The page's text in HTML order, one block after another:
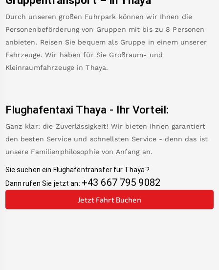
Durch unseren großen Fuhrpark können wir Ihnen die
Personenbeförderung von Gruppen mit bis zu 8 Personen
anbieten. Reisen Sie bequem als Gruppe in einem unserer
Fahrzeuge. Wir haben für Sie Großraum- und
Kleinraumfahrzeuge in Thaya.
Flughafentaxi Thaya - Ihr Vorteil:
Ganz klar: die Zuverlässigkeit! Wir bieten Ihnen garantiert
den besten Service und schnellsten Service - denn das ist
unsere Familienphilosophie von Anfang an.
Sie suchen ein Flughafentransfer für Thaya ?
Dann rufen Sie jetzt an: +43 667 795 9082
Jetzt Fahrt Buchen